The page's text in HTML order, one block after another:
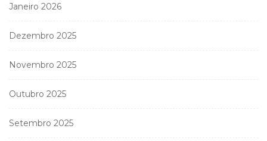
Janeiro 2026
Dezembro 2025
Novembro 2025
Outubro 2025
Setembro 2025